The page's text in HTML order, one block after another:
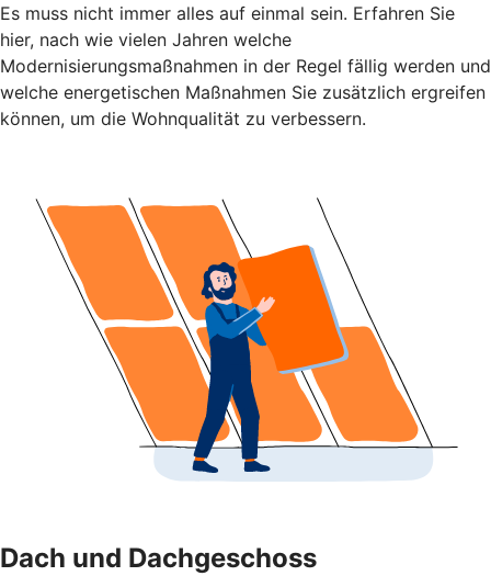
Es muss nicht immer alles auf einmal sein. Erfahren Sie
hier, nach wie vielen Jahren welche
Modernisierungsmaßnahmen in der Regel fällig werden und
welche energetischen Maßnahmen Sie zusätzlich ergreifen
können, um die Wohnqualität zu verbessern.
Dach und Dachgeschoss